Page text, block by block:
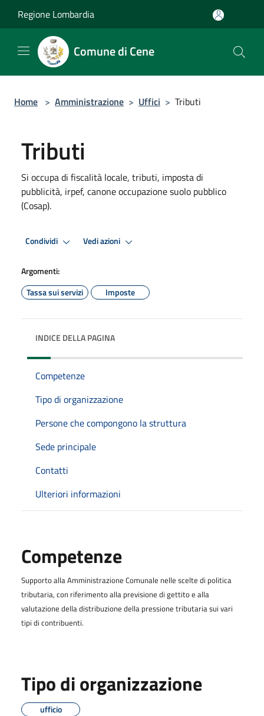
Regione Lombardia
Comune di Cene
Home > Amministrazione > Uffici > Tributi
Tributi
Si occupa di fiscalità locale, tributi, imposta di
pubblicità, irpef, canone occupazione suolo pubblico
(Cosap).
Condividi Vedi azioni
Argomenti:
Tassa sui servizi
Imposte
INDICE DELLA PAGINA
Competenze
Tipo di organizzazione
Persone che compongono la struttura
Sede principale
Contatti
Ulteriori informazioni
Competenze
Supporto alla Amministrazione Comunale nelle scelte di politica
tributaria, con riferimento alla previsione di gettito e alla
valutazione della distribuzione della pressione tributaria sui vari
tipi di contribuenti.
Tipo di organizzazione
ufficio